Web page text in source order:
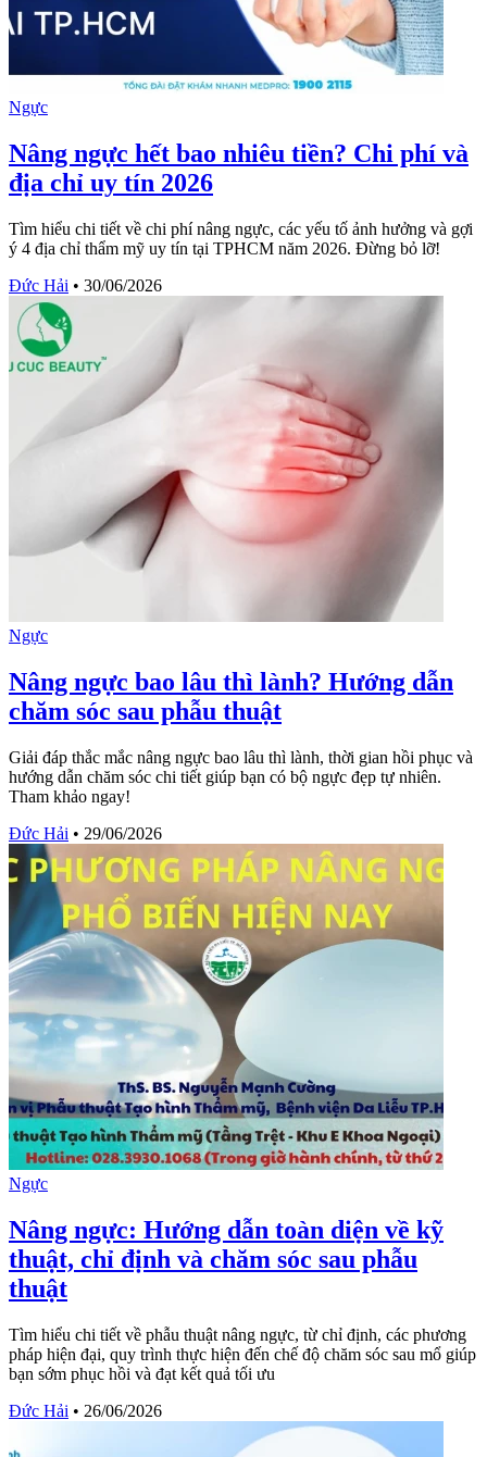
Ngực
Nâng ngực hết bao nhiêu tiền? Chi phí và
địa chỉ uy tín 2026
Tìm hiểu chi tiết về chi phí nâng ngực, các yếu tố ảnh hưởng và gợi
ý 4 địa chỉ thẩm mỹ uy tín tại TPHCM năm 2026. Đừng bỏ lỡ!
Đức Hải • 30/06/2026
Ngực
Nâng ngực bao lâu thì lành? Hướng dẫn
chăm sóc sau phẫu thuật
Giải đáp thắc mắc nâng ngực bao lâu thì lành, thời gian hồi phục và
hướng dẫn chăm sóc chi tiết giúp bạn có bộ ngực đẹp tự nhiên.
Tham khảo ngay!
Đức Hải • 29/06/2026
Ngực
Nâng ngực: Hướng dẫn toàn diện về kỹ
thuật, chỉ định và chăm sóc sau phẫu
thuật
Tìm hiểu chi tiết về phẫu thuật nâng ngực, từ chỉ định, các phương
pháp hiện đại, quy trình thực hiện đến chế độ chăm sóc sau mổ giúp
bạn sớm phục hồi và đạt kết quả tối ưu
Đức Hải • 26/06/2026